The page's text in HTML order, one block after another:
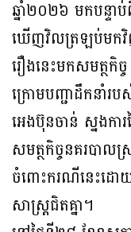
ឆ្នាំ២០២៦ មកបន្ទា
ឃើញវិលត្រឡប់មកវិញ
រឿងនេះមកសមត្ថកិច្
ក្រោមបញ្ជាដឹកនាំ
អេងប៊ុនចាន់ ស្នងការ
សមត្ថកិច្ចនគរបា
ចំពោះករណីនេះដោ
សាស្រ្តជិតគ្នា។